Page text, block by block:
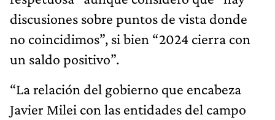
discusiones sobre puntos de vista donde
no coincidimos”, si bien “2024 cierra con
un saldo positivo”.
“La relación del gobierno que encabeza
Javier Milei con las entidades del campo